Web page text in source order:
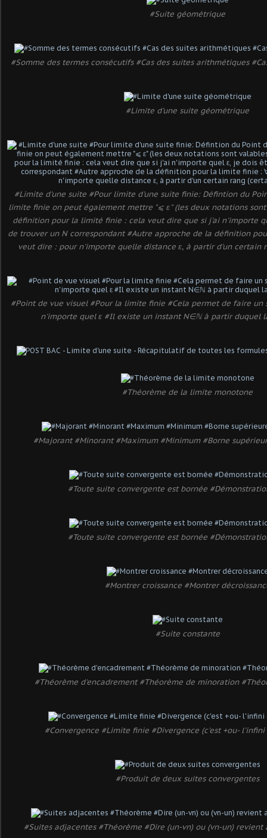
#Suite géométrique
#Somme des termes consécutifs #Cas des suites arithmétiques
#Limite d'une suite géométrique
#Limite d'une suite #Pour limite d'une suite finie: Défintion du
limite finie on peut également mettre "⩽ ε" (les deux notations
définition pour la limité finie : cela veut dire que si j'ai n'importe
de trouver un N correspondant #Autre approche de la définition
veut dire : pour n'importe quelle distance ε, à partir d'un certain
#Point de vue visuel #Pour la limite finie #Cela permet de faire un
n'importe quel ε #Il existe un instant N∈ℕ à partir duquel
#Théorème de la limite monotone
#Majorant #Minorant #Maximum #Minimum #Borne
#Toute suite convergente est bornée
#Toute suite convergente est bornée
#Montrer croissance #Montrer
#Suite constante
#Théorème d'encadrement #Théorème de minoration
#Convergence #Limite finie #Divergence (c'est +ou-
#Produit de deux suites convergentes
#Suites adjacentes #Théorème #Dire (un-vn) ou (vn-un)